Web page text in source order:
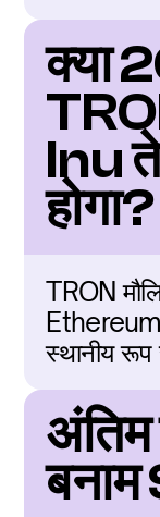
क्या
Inu
होगा?
TRON
स्थानीय रूप
अंतिम